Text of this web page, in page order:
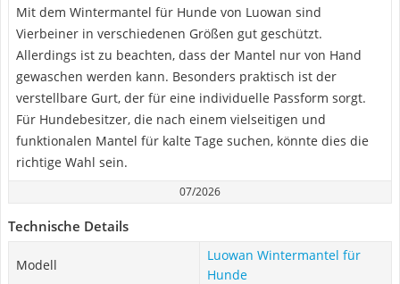
Mit dem Wintermantel für Hunde von Luowan sind
Vierbeiner in verschiedenen Größen gut geschützt.
Allerdings ist zu beachten, dass der Mantel nur von Hand
gewaschen werden kann. Besonders praktisch ist der
verstellbare Gurt, der für eine individuelle Passform sorgt.
Für Hundebesitzer, die nach einem vielseitigen und
funktionalen Mantel für kalte Tage suchen, könnte dies die
richtige Wahl sein.
07/2026
Technische Details
Modell
Luowan Wintermantel für
Hunde